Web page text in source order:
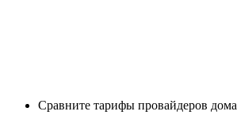
Сравните тарифы провайдеров дома